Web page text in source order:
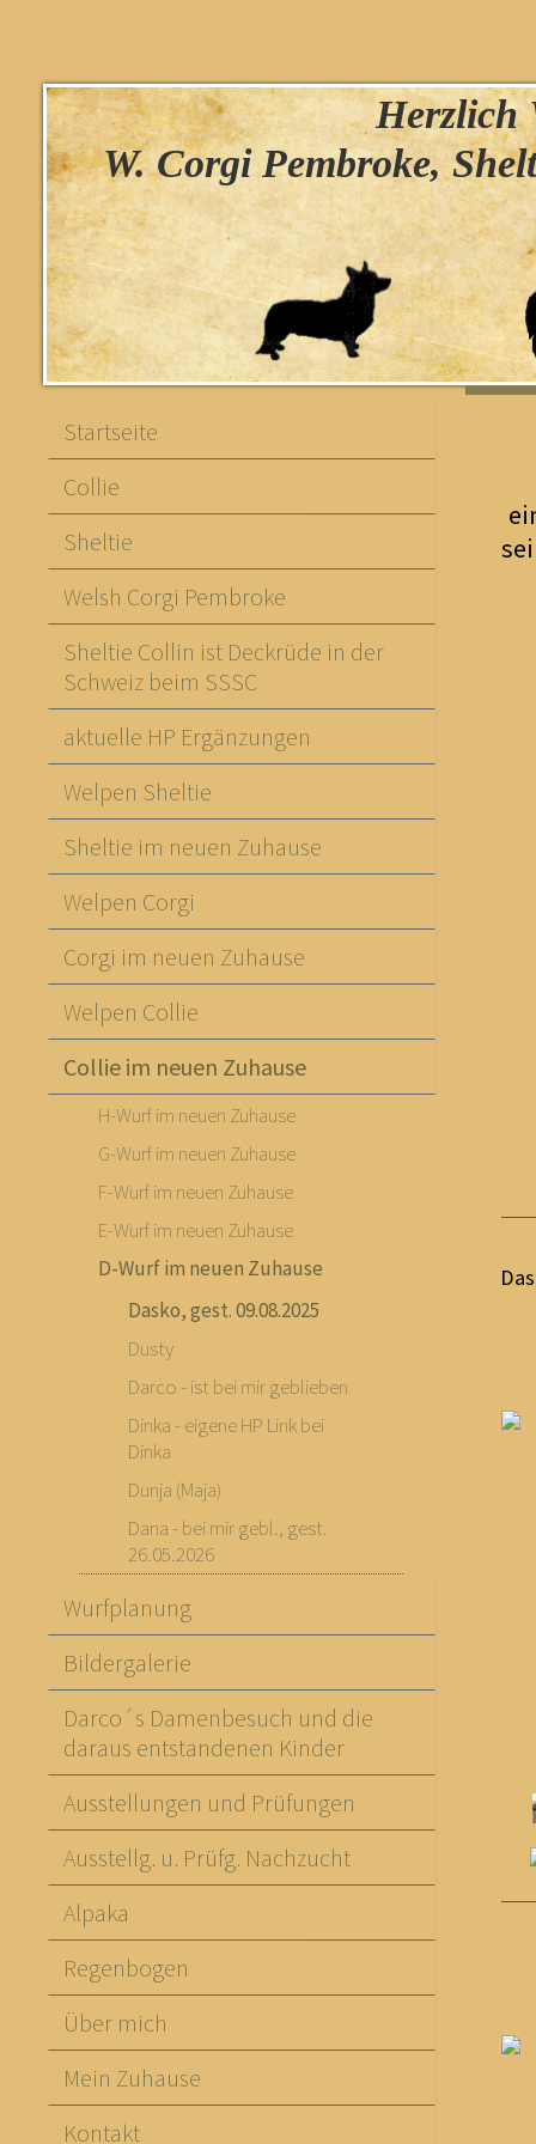
Herzlich
W. Corgi Pembroke,
Startseite
Collie
Sheltie
Welsh Corgi Pembroke
Sheltie Collin ist Deckrüde in der
Schweiz beim SSSC
aktuelle HP Ergänzungen
Welpen Sheltie
Sheltie im neuen Zuhause
Welpen Corgi
Corgi im neuen Zuhause
Welpen Collie
Collie im neuen Zuhause
H-Wurf im neuen Zuhause
G-Wurf im neuen Zuhause
F-Wurf im neuen Zuhause
E-Wurf im neuen Zuhause
D-Wurf im neuen Zuhause
Dasko, gest. 09.08.2025
Dusty
Darco - ist bei mir geblieben
Dinka - eigene HP Link bei
Dinka
Dunja (Maja)
Dana - bei mir gebl., gest.
26.05.2026
Wurfplanung
Bildergalerie
Darco´s Damenbesuch und die
daraus entstandenen Kinder
Ausstellungen und Prüfungen
Ausstellg. u. Prüfg. Nachzucht
Alpaka
Regenbogen
Über mich
Mein Zuhause
Kontakt